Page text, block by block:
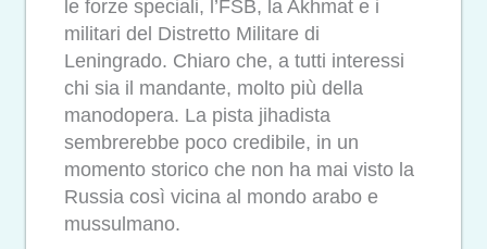
le forze speciali, l’FSB, la Akhmat e i
militari del Distretto Militare di
Leningrado. Chiaro che, a tutti interessi
chi sia il mandante, molto più della
manodopera. La pista jihadista
sembrerebbe poco credibile, in un
momento storico che non ha mai visto la
Russia così vicina al mondo arabo e
mussulmano.